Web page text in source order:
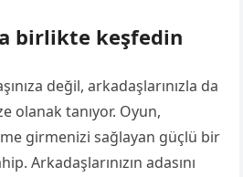
birlikte keşfedin
değil, arkadaşlarınızla da
olanak tanıyor. Oyun,
girmenizi sağlayan güçlü bir
Arkadaşlarınızın adasını